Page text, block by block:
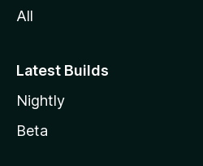
All
Latest Builds
Nightly
Beta